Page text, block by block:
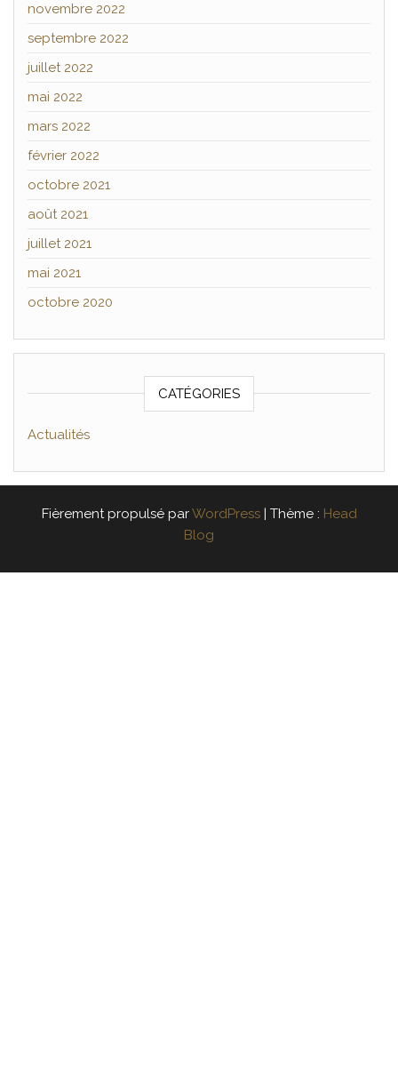
novembre 2022
septembre 2022
juillet 2022
mai 2022
mars 2022
février 2022
octobre 2021
août 2021
juillet 2021
mai 2021
octobre 2020
CATÉGORIES
Actualités
Fièrement propulsé parWordPress Thème : Head
Blog